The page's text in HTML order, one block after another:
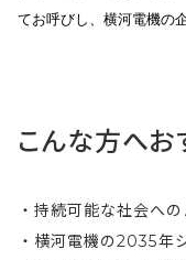
てお呼びし、横河電機の
こんな方へお
・持続可能な社会へ
・横河電機の2035年